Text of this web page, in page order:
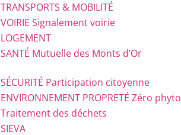
TRANSPORTS & MOBILITÉ
VOIRIE Signalement voirie
LOGEMENT
SANTÉ Mutuelle des Monts d’Or
SÉCURITÉ Participation citoyenne
ENVIRONNEMENT PROPRETÉ Zéro phyto
Traitement des déchets
SIEVA